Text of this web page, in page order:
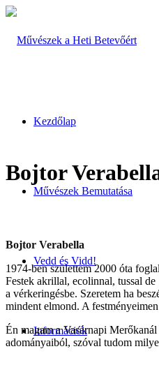
Kezdőlap
Művészek Bemutatása
Vedd és Vidd!
Információk
Bojtor
Bojtor Verabella
1974-ben születtem 2000 óta
Festek akrillal, ecolinnal, tussal
a vérkeringésbe. Szeretem ha
mindent elmond. A
Én magam a Vasárnapi
adományaiból, szóval tudom